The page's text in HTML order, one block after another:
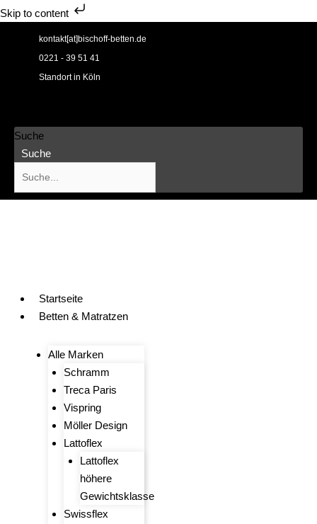
Skip to content
kontakt[at]bischoff-betten.de
0221 - 39 51 41
Standort in Köln
Suche
Suche
Startseite
Betten & Matratzen
Alle Marken
Schramm
Treca Paris
Vispring
Möller Design
Lattoflex
Lattoflex
höhere
Gewichtsklasse
Swissflex